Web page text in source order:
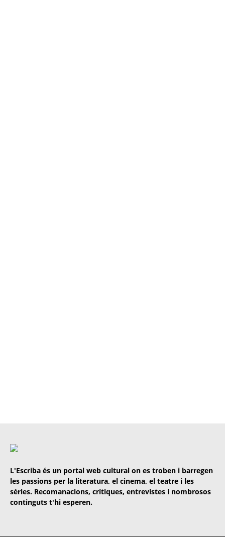
L'Escriba és un portal web cultural on es troben i barregen
les passions per la literatura, el cinema, el teatre i les
sèries. Recomanacions, crítiques, entrevistes i nombrosos
continguts t'hi esperen.